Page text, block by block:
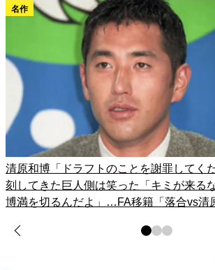
名作
清原和博「ドラフトのことを謝罪してく
刻してきた巨人側は笑った「キミが来る
博満を切るんだよ」…FA移籍「落合vs清